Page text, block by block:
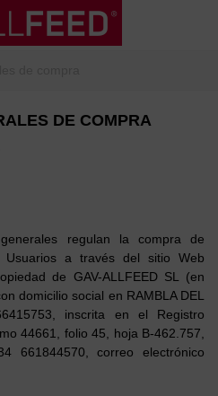
DE COMPRA
regulan la compra de
a través del sitio Web
de GAV-ALLFEED SL (en
domicilio social en RAMBLA DEL
inscrita en el Registro
44661, folio 45, hoja B-462.757,
661844570, correo electrónico